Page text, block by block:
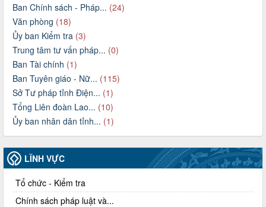
Ban Chính sách - Pháp... (24)
Văn phòng (18)
Ủy ban Kiểm tra (3)
Trung tâm tư vấn pháp... (0)
Ban Tài chính (1)
Ban Tuyên giáo - Nữ... (115)
Sở Tư pháp tỉnh Điện... (1)
Tổng Liên đoàn Lao... (10)
Ủy ban nhân dân tỉnh... (1)
LĨNH VỰC
Tổ chức - Kiểm tra
Chính sách pháp luật và...